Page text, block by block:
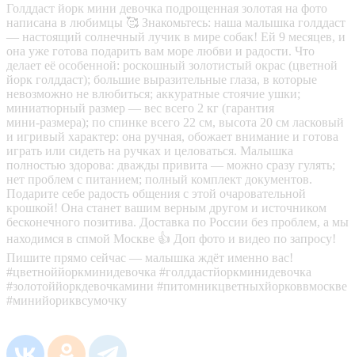
Голддаст йорк мини девочка подрощенная золотая на фото
написана в любимцы 🥰 Знакомьтесь: наша малышка голддаст
— настоящий солнечный лучик в мире собак! Ей 9 месяцев, и
она уже готова подарить вам море любви и радости. Что
делает её особенной: роскошный золотистый окрас (цветной
йорк голддаст); большие выразительные глаза, в которые
невозможно не влюбиться; аккуратные стоячие ушки;
миниатюрный размер — вес всего 2 кг (гарантия
мини‑размера); по спинке всего 22 см, высота 20 см ласковый
и игривый характер: она ручная, обожает внимание и готова
играть или сидеть на ручках и целоваться. Малышка
полностью здорова: дважды привита — можно сразу гулять;
нет проблем с питанием; полный комплект документов.
Подарите себе радость общения с этой очаровательной
крошкой! Она станет вашим верным другом и источником
бесконечного позитива. Доставка по России без проблем, а мы
находимся в спмой Москве 👍 Доп фото и видео по запросу!
Пишите прямо сейчас — малышка ждёт именно вас!
#цветноййоркминидевочка #голддастйоркминидевочка
#золотоййоркдевочкамини #питомникцветныхйорковвмоскве
#минийориквсумочку